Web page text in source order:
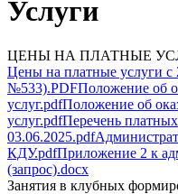
Услуги
ЦЕНЫ НА ПЛАТНЫЕ
Цены на платные услуги с
№533).PDFПоложение об
услуг.pdfПоложение об
услуг.pdfПеречень
03.06.2025.pdf
КДУ.pdfПриложение 2 к
(запрос).docx
Занятия в клубных